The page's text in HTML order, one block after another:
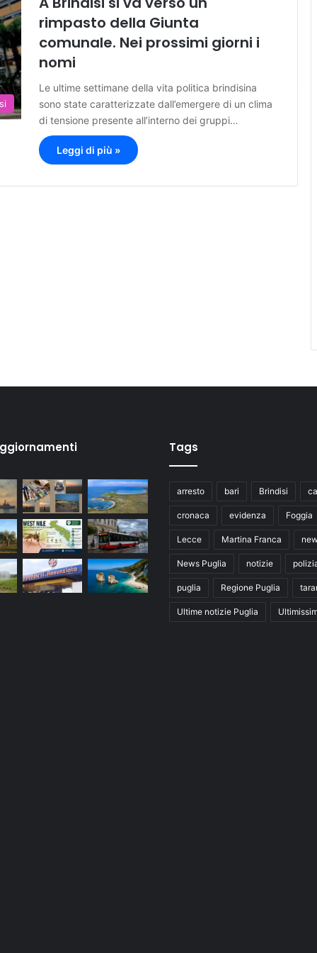
rimpasto della Giunta
comunale. Nei prossimi giorni i
nomi
Le ultime settimane della vita politica brindisina
sono state caratterizzate dall’emergere di un clima
di tensione presente all’interno dei gruppi…
Leggi di più »
Tags
arresto bari Brindisi
cronaca evidenza Foggia
Lecce Martina Franca
News Puglia notizie
puglia Regione Puglia
Ultime notizie Puglia